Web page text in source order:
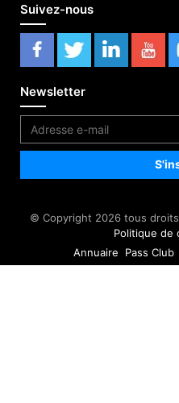
Suivez-nous
Newsletter
© Copyright 2026 tous
Politique de
Annuaire
Pass Club